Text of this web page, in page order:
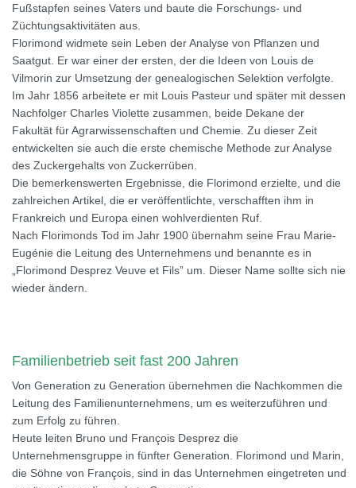
Fußstapfen seines Vaters und baute die Forschungs- und
Züchtungsaktivitäten aus.
Florimond widmete sein Leben der Analyse von Pflanzen und
Saatgut. Er war einer der ersten, der die Ideen von Louis de
Vilmorin zur Umsetzung der genealogischen Selektion verfolgte.
Im Jahr 1856 arbeitete er mit Louis Pasteur und später mit dessen
Nachfolger Charles Violette zusammen, beide Dekane der
Fakultät für Agrarwissenschaften und Chemie. Zu dieser Zeit
entwickelten sie auch die erste chemische Methode zur Analyse
des Zuckergehalts von Zuckerrüben.
Die bemerkenswerten Ergebnisse, die Florimond erzielte, und die
zahlreichen Artikel, die er veröffentlichte, verschafften ihm in
Frankreich und Europa einen wohlverdienten Ruf.
Nach Florimonds Tod im Jahr 1900 übernahm seine Frau Marie-
Eugénie die Leitung des Unternehmens und benannte es in
„Florimond Desprez Veuve et Fils” um. Dieser Name sollte sich nie
wieder ändern.
Familienbetrieb seit fast 200 Jahren
Von Generation zu Generation übernehmen die Nachkommen die
Leitung des Familienunternehmens, um es weiterzuführen und
zum Erfolg zu führen.
Heute leiten Bruno und François Desprez die
Unternehmensgruppe in fünfter Generation. Florimond und Marin,
die Söhne von François, sind in das Unternehmen eingetreten und